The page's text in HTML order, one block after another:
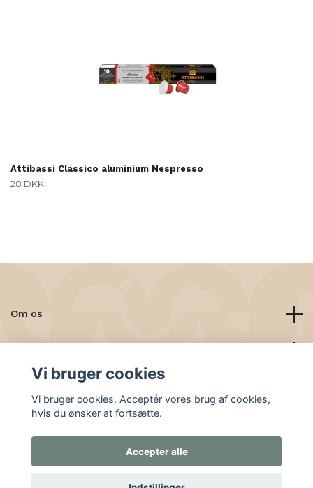
Attibassi Classico aluminium Nespresso
28 DKK
Om os
© 2026 Friskbrygget.nu
Vi bruger cookies
Vi bruger cookies. Acceptér vores brug af cookies,
hvis du ønsker at fortsætte.
Accepter alle